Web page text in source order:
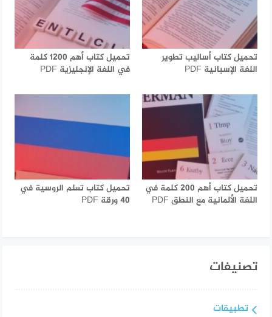
تحميل كتاب أساليب تطوير
اللغة الإسبانية PDF
تحميل كتاب أهم 1200 كلمة
في اللغة الإنجليزية PDF
تحميل كتاب أهم 200 كلمة في
اللغة الألمانية مع النطق PDF
تحميل كتاب تعلم الروسية في
40 ورقة PDF
تصنيفات
تطبيقات